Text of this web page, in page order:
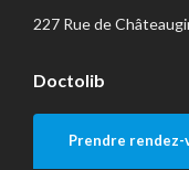
227 Rue de
Doctolib
Prendre